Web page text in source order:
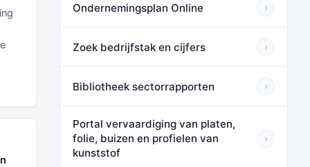
Ondernemingsplan Online ›
Zoek bedrijfstak en cijfers ›
Bibliotheek sectorrapporten ›
Portal vervaardiging van platen,
folie, buizen en profielen van
kunststof
›